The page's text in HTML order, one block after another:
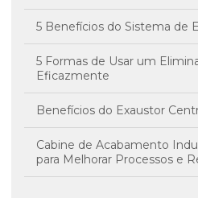
5 Benefícios do Sistema de
5 Formas de Usar um
Eficazmente
Benefícios do Exaustor
Cabine de Acabamento
para Melhorar Processos e